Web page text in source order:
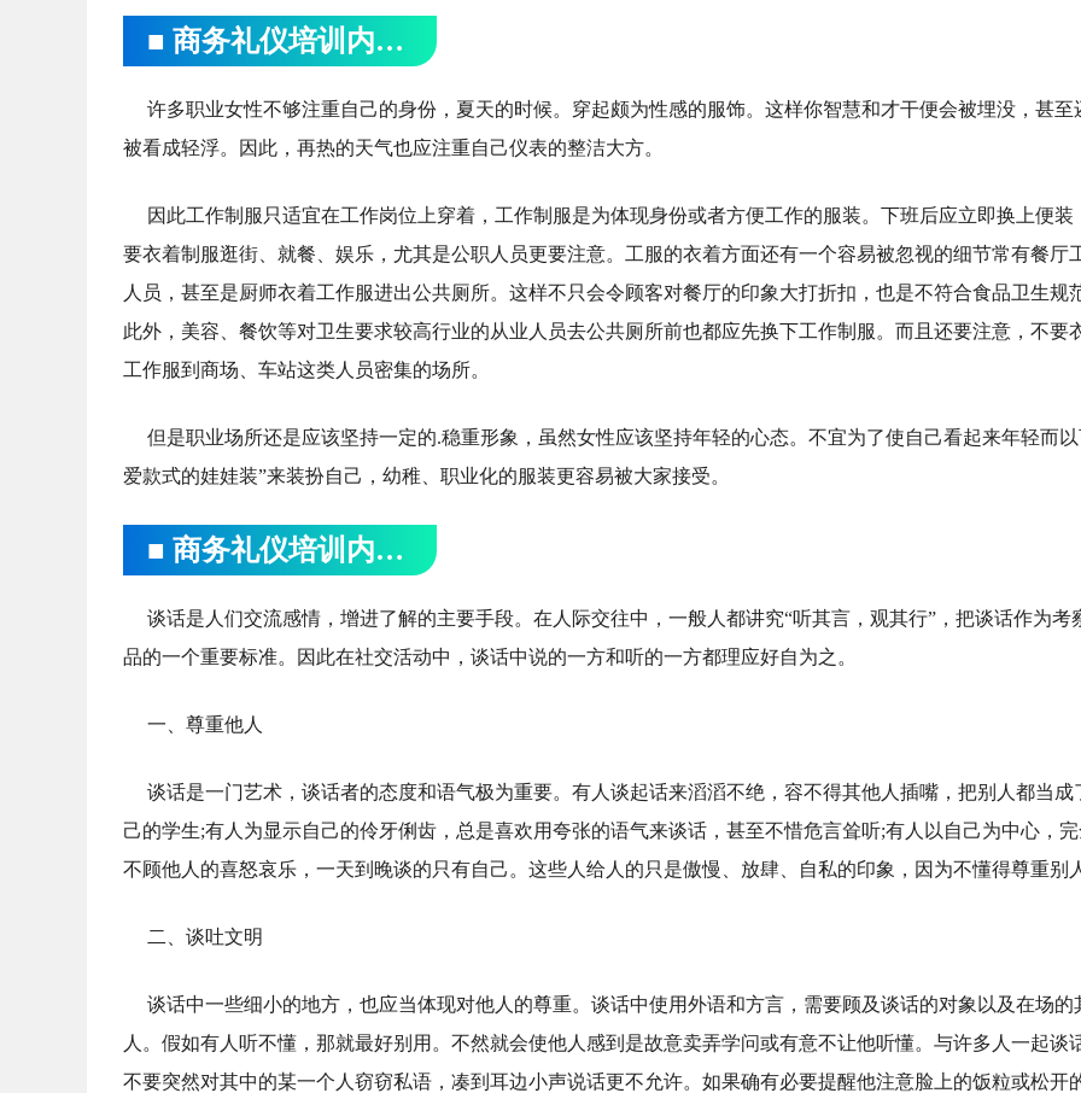
■ 商务礼仪培训内容有哪些
许多职业女性不够注重自己的身份，夏天的时候。穿起颇为性感的服饰。这样你智慧和才干便会被埋没，甚至
被看成轻浮。因此，再热的天气也应注重自己仪表的整洁大方。
因此工作制服只适宜在工作岗位上穿着，工作制服是为体现身份或者方便工作的服装。下班后应立即换上便装
要衣着制服逛街、就餐、娱乐，尤其是公职人员更要注意。工服的衣着方面还有一个容易被忽视的细节常有餐厅
人员，甚至是厨师衣着工作服进出公共厕所。这样不只会令顾客对餐厅的印象大打折扣，也是不符合食品卫生规
此外，美容、餐饮等对卫生要求较高行业的从业人员去公共厕所前也都应先换下工作制服。而且还要注意，不要
工作服到商场、车站这类人员密集的场所。
但是职业场所还是应该坚持一定的.稳重形象，虽然女性应该坚持年轻的心态。不宜为了使自己看起来年轻而
爱款式的娃娃装”来装扮自己，幼稚、职业化的服装更容易被大家接受。
■ 商务礼仪培训内容有哪些
谈话是人们交流感情，增进了解的主要手段。在人际交往中，一般人都讲究“听其言，观其行”，把谈话作为考
品的一个重要标准。因此在社交活动中，谈话中说的一方和听的一方都理应好自为之。
一、尊重他人
谈话是一门艺术，谈话者的态度和语气极为重要。有人谈起话来滔滔不绝，容不得其他人插嘴，把别人都当成
己的学生;有人为显示自己的伶牙俐齿，总是喜欢用夸张的语气来谈话，甚至不惜危言耸听;有人以自己为中心，完
不顾他人的喜怒哀乐，一天到晚谈的只有自己。这些人给人的只是傲慢、放肆、自私的印象，因为不懂得尊重别
二、谈吐文明
谈话中一些细小的地方，也应当体现对他人的尊重。谈话中使用外语和方言，需要顾及谈话的对象以及在场的
人。假如有人听不懂，那就最好别用。不然就会使他人感到是故意卖弄学问或有意不让他听懂。与许多人一起谈
不要突然对其中的某一个人窃窃私语，凑到耳边小声说话更不允许。如果确有必要提醒他注意脸上的饭粒或松开